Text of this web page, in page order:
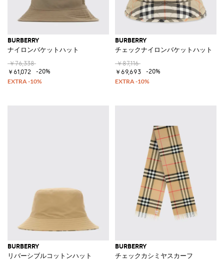
BURBERRY
ナイロンバケットハット
￥76,338
￥61,072
-20%
BURBERRY
チェックナイロンバケットハット
￥87,116
￥69,693
-20%
BURBERRY
リバーシブルコットンハット
BURBERRY
チェックカシミヤスカーフ